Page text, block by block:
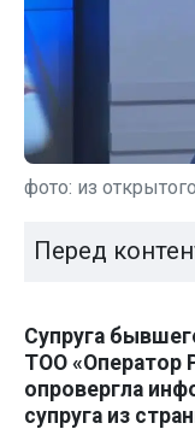
фото: из
Перед
Супруга
ТОО «Оператор
опровергла
супруга из